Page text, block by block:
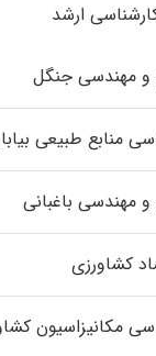
ارشد
و مهندسی جنگل
منابع طبیعی
مهندسی باغبانی
کشاورزی
مکانیزاسیون